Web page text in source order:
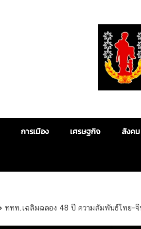
การเมือง เศรษฐกิจ สังคม
ททท.เฉลิมฉลอง 48 ปี ความสัมพันธ์ไทย-จี